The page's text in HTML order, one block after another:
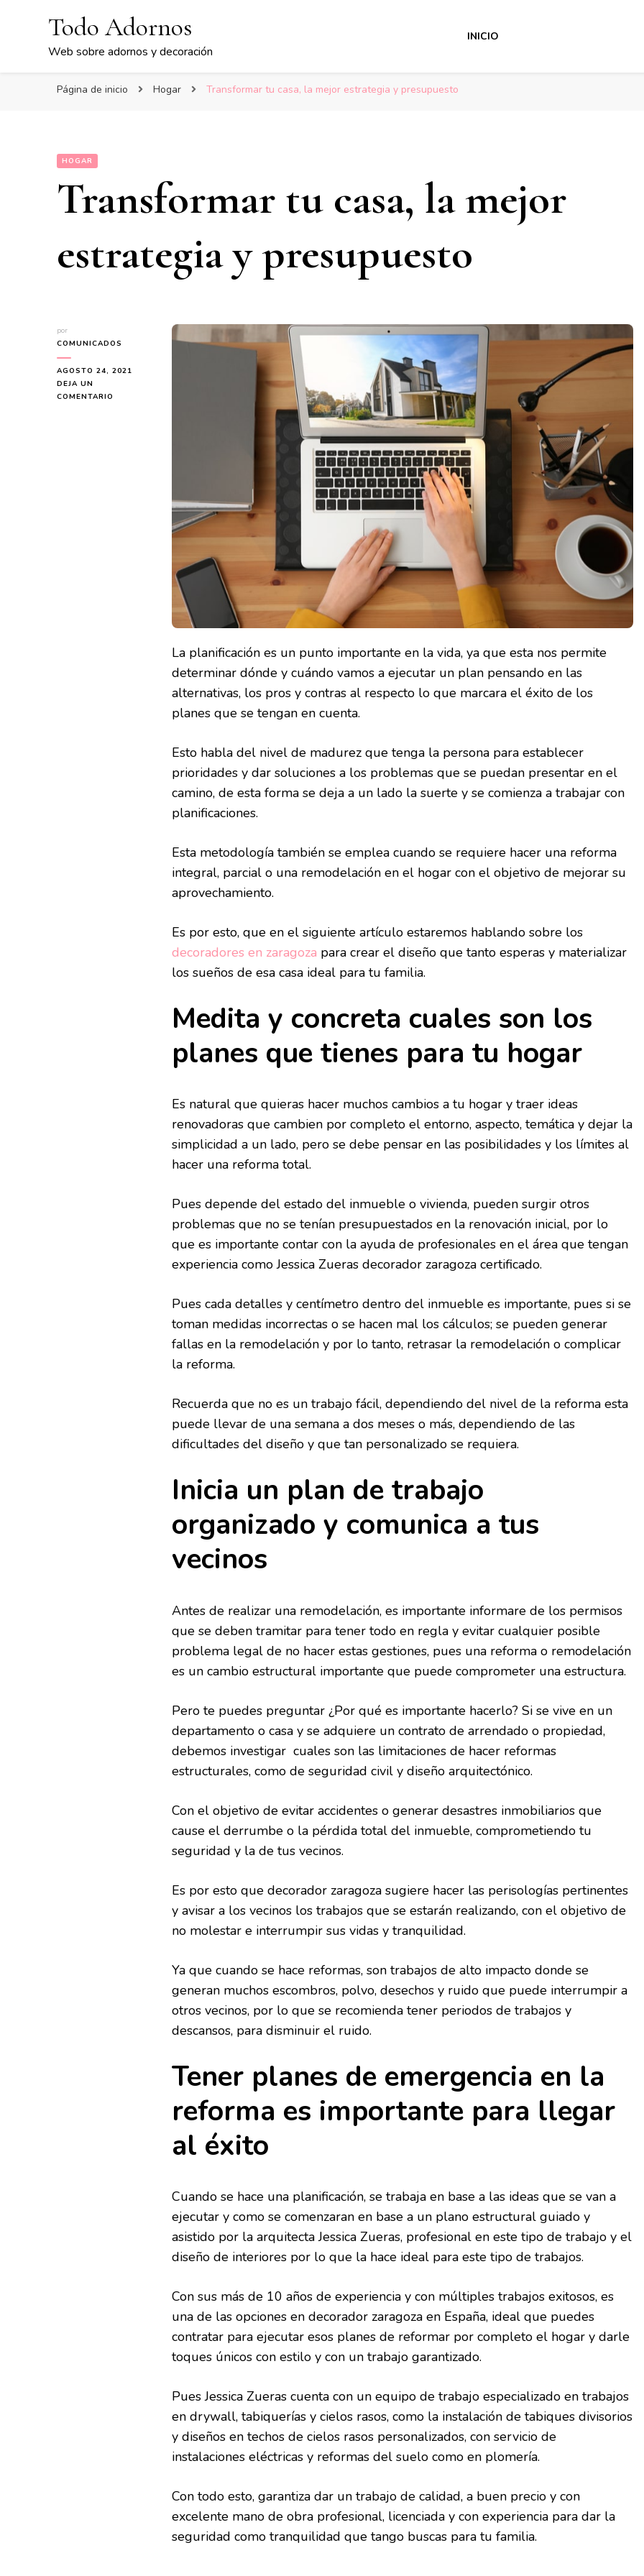
Todo Adornos
Web sobre adornos y decoración
INICIO
Página de inicio Hogar Transformar tu casa, la mejor estrategia y presupuesto
HOGAR
Transformar tu casa, la mejor
estrategia y presupuesto
por
COMUNICADOS
AGOSTO 24, 2021
DEJA UN
COMENTARIO
PRESUPUESTO
La planificación es un punto importante en la vida, ya que esta nos permite
determinar dónde y cuándo vamos a ejecutar un plan pensando en las
alternativas, los pros y contras al respecto lo que marcara el éxito de los
planes que se tengan en cuenta.
Esto habla del nivel de madurez que tenga la persona para establecer
prioridades y dar soluciones a los problemas que se puedan presentar en el
camino, de esta forma se deja a un lado la suerte y se comienza a trabajar con
planificaciones.
Esta metodología también se emplea cuando se requiere hacer una reforma
integral, parcial o una remodelación en el hogar con el objetivo de mejorar su
aprovechamiento.
Es por esto, que en el siguiente artículo estaremos hablando sobre los
decoradores en zaragoza para crear el diseño que tanto esperas y materializar
los sueños de esa casa ideal para tu familia.
Medita y concreta cuales son los
planes que tienes para tu hogar
Es natural que quieras hacer muchos cambios a tu hogar y traer ideas
renovadoras que cambien por completo el entorno, aspecto, temática y dejar la
simplicidad a un lado, pero se debe pensar en las posibilidades y los límites al
hacer una reforma total.
Pues depende del estado del inmueble o vivienda, pueden surgir otros
problemas que no se tenían presupuestados en la renovación inicial, por lo
que es importante contar con la ayuda de profesionales en el área que tengan
experiencia como Jessica Zueras decorador zaragoza certificado.
Pues cada detalles y centímetro dentro del inmueble es importante, pues si se
toman medidas incorrectas o se hacen mal los cálculos; se pueden generar
fallas en la remodelación y por lo tanto, retrasar la remodelación o complicar
la reforma.
Recuerda que no es un trabajo fácil, dependiendo del nivel de la reforma esta
puede llevar de una semana a dos meses o más, dependiendo de las
dificultades del diseño y que tan personalizado se requiera.
Inicia un plan de trabajo
organizado y comunica a tus
vecinos
Antes de realizar una remodelación, es importante informare de los permisos
que se deben tramitar para tener todo en regla y evitar cualquier posible
problema legal de no hacer estas gestiones, pues una reforma o remodelación
es un cambio estructural importante que puede comprometer una estructura.
Pero te puedes preguntar ¿Por qué es importante hacerlo? Si se vive en un
departamento o casa y se adquiere un contrato de arrendado o propiedad,
debemos investigar cuales son las limitaciones de hacer reformas
estructurales, como de seguridad civil y diseño arquitectónico.
Con el objetivo de evitar accidentes o generar desastres inmobiliarios que
cause el derrumbe o la pérdida total del inmueble, comprometiendo tu
seguridad y la de tus vecinos.
Es por esto que decorador zaragoza sugiere hacer las perisologías pertinentes
y avisar a los vecinos los trabajos que se estarán realizando, con el objetivo de
no molestar e interrumpir sus vidas y tranquilidad.
Ya que cuando se hace reformas, son trabajos de alto impacto donde se
generan muchos escombros, polvo, desechos y ruido que puede interrumpir a
otros vecinos, por lo que se recomienda tener periodos de trabajos y
descansos, para disminuir el ruido.
Tener planes de emergencia en la
reforma es importante para llegar
al éxito
Cuando se hace una planificación, se trabaja en base a las ideas que se van a
ejecutar y como se comenzaran en base a un plano estructural guiado y
asistido por la arquitecta Jessica Zueras, profesional en este tipo de trabajo y el
diseño de interiores por lo que la hace ideal para este tipo de trabajos.
Con sus más de 10 años de experiencia y con múltiples trabajos exitosos, es
una de las opciones en decorador zaragoza en España, ideal que puedes
contratar para ejecutar esos planes de reformar por completo el hogar y darle
toques únicos con estilo y con un trabajo garantizado.
Pues Jessica Zueras cuenta con un equipo de trabajo especializado en trabajos
en drywall, tabiquerías y cielos rasos, como la instalación de tabiques divisorios
y diseños en techos de cielos rasos personalizados, con servicio de
instalaciones eléctricas y reformas del suelo como en plomería.
Con todo esto, garantiza dar un trabajo de calidad, a buen precio y con
excelente mano de obra profesional, licenciada y con experiencia para dar la
seguridad como tranquilidad que tango buscas para tu familia.